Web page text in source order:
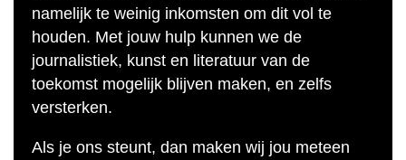
namelijk te weinig inkomsten om dit vol te
houden. Met jouw hulp kunnen we de
journalistiek, kunst en literatuur van de
toekomst mogelijk blijven maken, en zelfs
versterken.
Als je ons steunt, dan maken wij jou meteen